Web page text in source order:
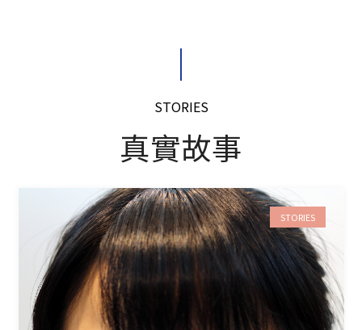
STORIES
真實故事
STORIES